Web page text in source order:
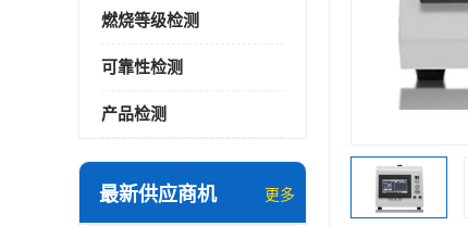
燃烧等级检测
可靠性检测
产品检测
最新供应商机 更多